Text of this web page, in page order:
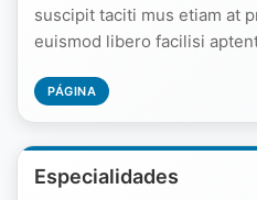
suscipit taciti mus etiam at
euismod libero facilisi
PÁGINA
Especialidades